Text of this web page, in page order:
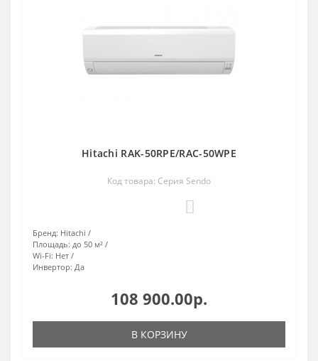
Hitachi RAK-50RPE/RAC-50WPE
Код товара: Серия Sendo
Бренд: Hitachi
Площадь: до 50 м²
Wi-Fi: Нет
Инвертор: Да
108 900.00р.
В КОРЗИНУ